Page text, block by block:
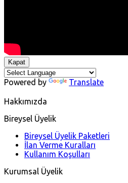
Kapat
Powered by Translate
Hakkımızda
Bireysel Üyelik
Bireysel Üyelik Paketleri
İlan Verme Kuralları
Kullanım Koşulları
Kurumsal Üyelik